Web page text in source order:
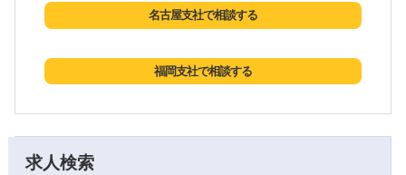
求人検索
名古屋支社で相談する
福岡支社で相談する